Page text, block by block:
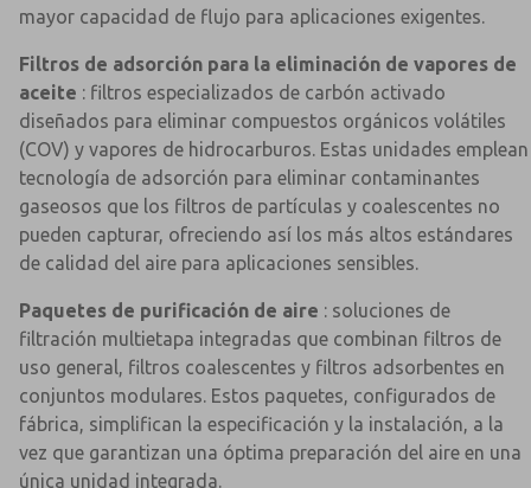
mayor capacidad de flujo para aplicaciones exigentes.
Filtros de adsorción para la eliminación de vapores de
aceite : filtros especializados de carbón activado
diseñados para eliminar compuestos orgánicos volátiles
(COV) y vapores de hidrocarburos. Estas unidades emplean
tecnología de adsorción para eliminar contaminantes
gaseosos que los filtros de partículas y coalescentes no
pueden capturar, ofreciendo así los más altos estándares
de calidad del aire para aplicaciones sensibles.
Paquetes de purificación de aire : soluciones de
filtración multietapa integradas que combinan filtros de
uso general, filtros coalescentes y filtros adsorbentes en
conjuntos modulares. Estos paquetes, configurados de
fábrica, simplifican la especificación y la instalación, a la
vez que garantizan una óptima preparación del aire en una
única unidad integrada.